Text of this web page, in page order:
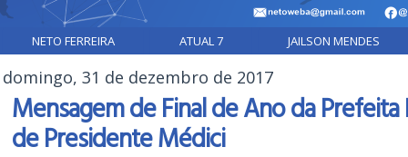
NETO FERREIRA ATUAL 7 JAILSON MENDES
domingo, 31 de dezembro de 2017
Mensagem de Final de Ano da
de Presidente Médici